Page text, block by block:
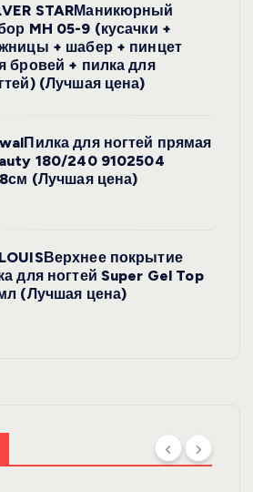
STARМаникюрный
MH 05-9 (кусачки +
+ шабер + пинцет
бровей + пилка для
(Лучшая цена)
для ногтей прямая
180/240 9102504
(Лучшая цена)
покрытие
для ногтей Super Gel Top
(Лучшая цена)
DewalЩетк